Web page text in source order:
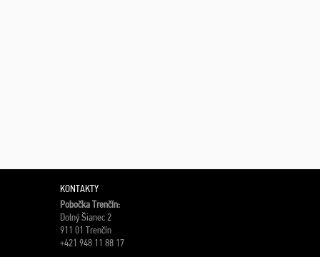
KONTAKTY
Pobočka Trenčín:
Dolný Šianec 2
911 01 Trenčín
+421 948 11 88 17